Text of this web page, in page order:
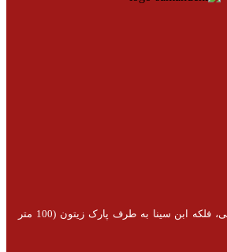
تبریز، ولیعصر، خیابان تختی، فلکه ابن سینا به طرف پارک زیتون (100 متر